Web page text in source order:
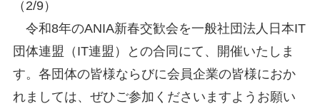
（2/9）
令和8年のANIA新春交歓会を一般社団法人日本IT
団体連盟（IT連盟）との合同にて、開催いたしま
す。各団体の皆様ならびに会員企業の皆様におか
れましては、ぜひご参加くださいますようお願い